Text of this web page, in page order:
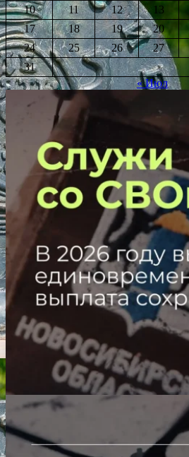
10
11 12 13
17
18 19 20
24
25 26 27
31
« Июл